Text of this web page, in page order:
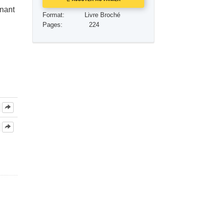
Réponses aux drogues
Les enfants
Format:
Livre Broché
Pages:
224